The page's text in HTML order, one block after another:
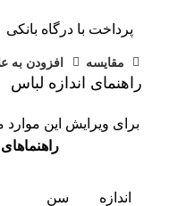
پرداخت با درگاه بانکی
مقايسه افزودن به
راهنمای اندازه لباس
برای ویرایش این موارد
راهنماهای
اندازه سن